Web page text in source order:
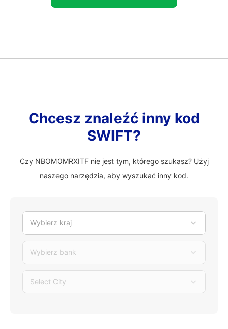
Chcesz znaleźć inny kod
SWIFT?
Czy NBOMOMRXITF nie jest tym, którego szukasz? Użyj
naszego narzędzia, aby wyszukać inny kod.
Wybierz kraj
Wybierz bank
Select City